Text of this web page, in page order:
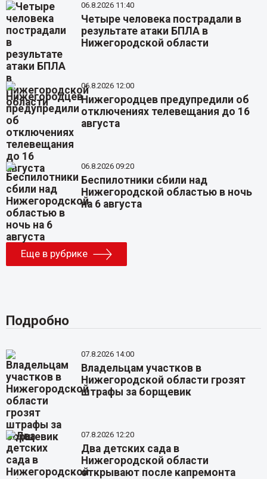
06.8.2026 11:40
Четыре человека пострадали в
результате атаки БПЛА в
Нижегородской области
06.8.2026 12:00
Нижегородцев предупредили об
отключениях телевещания до 16
августа
06.8.2026 09:20
Беспилотники сбили над
Нижегородской областью в ночь
на 6 августа
Еще в рубрике
Подробно
07.8.2026 14:00
Владельцам участков в
Нижегородской области грозят
штрафы за борщевик
07.8.2026 12:20
Два детских сада в
Нижегородской области
открывают после капремонта